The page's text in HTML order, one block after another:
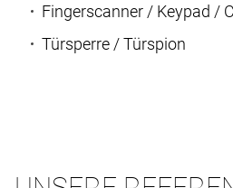
Fingerscanner / Keypad /
Türsperre / Türspion